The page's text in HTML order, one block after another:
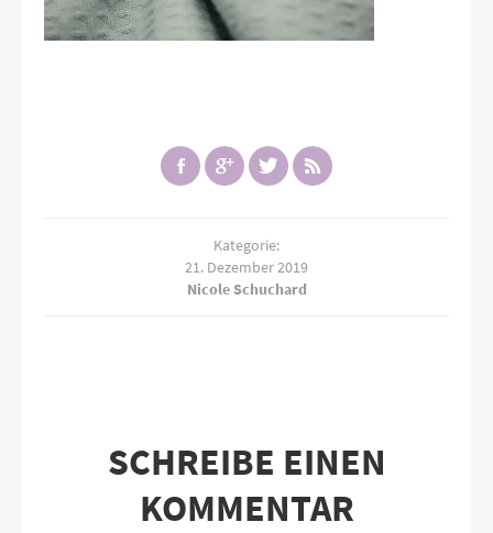
Kategorie:
21. Dezember 2019
Nicole Schuchard
SCHREIBE EINEN
KOMMENTAR